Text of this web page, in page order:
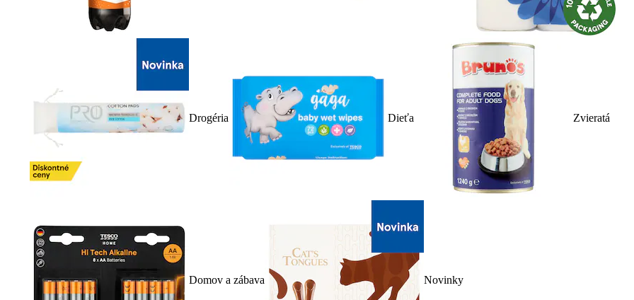
Drogéria Dieťa Zvieratá
Domov a zábava Novinky